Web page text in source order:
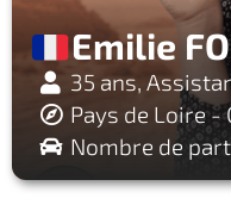
Emilie
35 ans,
Pays de Loire -
Nombre de